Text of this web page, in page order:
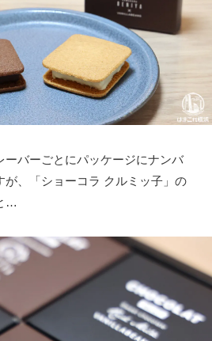
ーバーごとにパッケージにナンバ
が、「ショーコラ クルミッ子」の
…